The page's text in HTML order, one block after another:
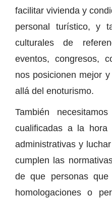
facilitar vivienda y
personal turístico, y
culturales de
eventos, congresos,
nos posicionen mejor
allá del enoturismo.
También
cualificadas a la hora
administrativas y
cumplen las
de que personas que
homologaciones o